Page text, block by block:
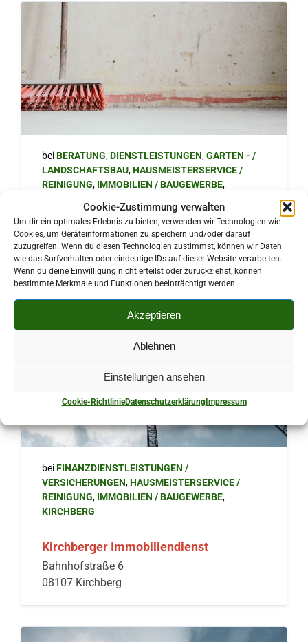
Cookie-Zustimmung verwalten
Um dir ein optimales Erlebnis zu bieten, verwenden wir Technologien wie
Cookies, um Geräteinformationen zu speichern und/oder darauf
zuzugreifen. Wenn du diesen Technologien zustimmst, können wir Daten
wie das Surfverhalten oder eindeutige IDs auf dieser Website verarbeiten.
Wenn du deine Einwilligung nicht erteilst oder zurückziehst, können
bestimmte Merkmale und Funktionen beeinträchtigt werden.
Akzeptieren
Ablehnen
Einstellungen ansehen
Cookie-RichtlinieDatenschutzerklärungImpressum
beiBERATUNG,DIENSTLEISTUNGEN,GARTEN - /
LANDSCHAFTSBAU,HAUSMEISTERSERVICE /
REINIGUNG, IMMOBILIEN / BAUGEWERBE,
H & R Hausverwaltung Rüdiger
Burkersdorfer Straße 6
08107 Kirchberg-Saupersdorf
beiFINANZDIENSTLEISTUNGEN /
VERSICHERUNGEN,HAUSMEISTERSERVICE /
REINIGUNG, IMMOBILIEN / BAUGEWERBE,
KIRCHBERG
Kirchberger Immobiliendienst
Bahnhofstraße 6
08107 Kirchberg